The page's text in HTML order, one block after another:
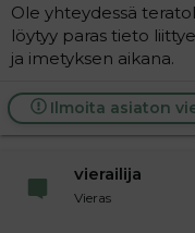
Ole yhteydessä
löytyy paras tieto
ja imetyksen aikana.
Ilmoita asiaton
vierailija
Vieras